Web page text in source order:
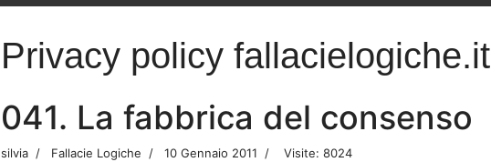
Privacy policy fallacielogiche.it
041. La fabbrica del consenso
silvia Fallacie Logiche 10 Gennaio 2011 Visite: 8024